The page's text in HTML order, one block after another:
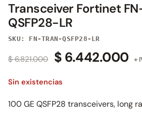
Transceiver Fortinet
QSFP28-LR
SKU: FN-TRAN-QSFP28-LR
$6.821.000 $ 6.442.000 +
Sin existencias
100 GE QSFP28 transceivers, long